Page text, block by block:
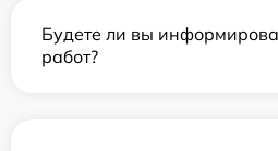
Будете ли вы
работ?